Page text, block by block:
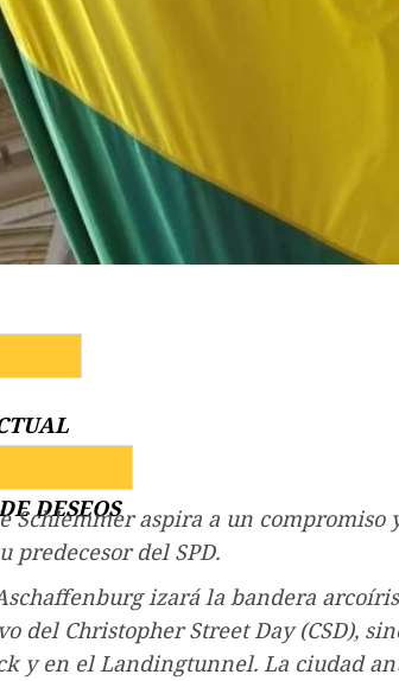
DESEOS
Schlemmer aspira a un compromiso
predecesor del SPD.
izará la bandera
del Christopher Street Day (CSD),
y en el Landingtunnel. La ciudad